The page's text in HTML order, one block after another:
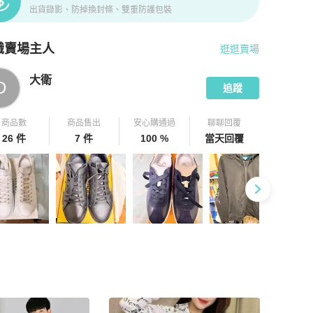
出貨錄影、防掉換封條、雙重防護包裝
賣場主人
拍拍圈嚴選賣家
逛逛賣場
大衛
追蹤
商品數
26 件
商品售出
7 件
安心購通過
100 %
聊聊回覆
當天回覆